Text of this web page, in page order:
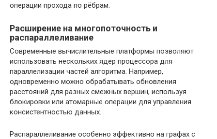
операции прохода по рёбрам.
Расширение на многопоточность и
распараллеливание
Современные вычислительные платформы позволяют
использовать нескольких ядер процессора для
параллелизации частей алгоритма. Например,
одновременно можно обрабатывать обновления
расстояний для разных смежных вершин, используя
блокировки или атомарные операции для управления
консистентностью данных.
Распараллеливание особенно эффективно на графах с